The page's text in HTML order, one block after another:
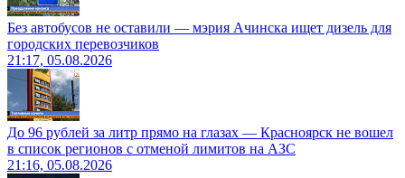
Без автобусов не оставили — мэрия Ачинска ищет дизель для
городских перевозчиков
21:17, 05.08.2026
До 96 рублей за литр прямо на глазах — Красноярск не вошел
в список регионов с отменой лимитов на АЗС
21:16, 05.08.2026